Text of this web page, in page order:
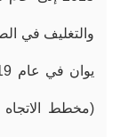
(مخطط الاتجاه